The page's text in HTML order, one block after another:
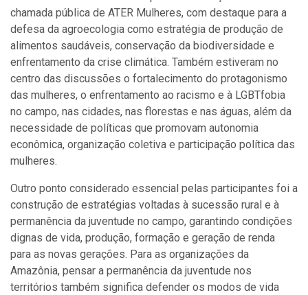
chamada pública de ATER Mulheres, com destaque para a
defesa da agroecologia como estratégia de produção de
alimentos saudáveis, conservação da biodiversidade e
enfrentamento da crise climática. Também estiveram no
centro das discussões o fortalecimento do protagonismo
das mulheres, o enfrentamento ao racismo e à LGBTfobia
no campo, nas cidades, nas florestas e nas águas, além da
necessidade de políticas que promovam autonomia
econômica, organização coletiva e participação política das
mulheres.
Outro ponto considerado essencial pelas participantes foi a
construção de estratégias voltadas à sucessão rural e à
permanência da juventude no campo, garantindo condições
dignas de vida, produção, formação e geração de renda
para as novas gerações. Para as organizações da
Amazônia, pensar a permanência da juventude nos
territórios também significa defender os modos de vida